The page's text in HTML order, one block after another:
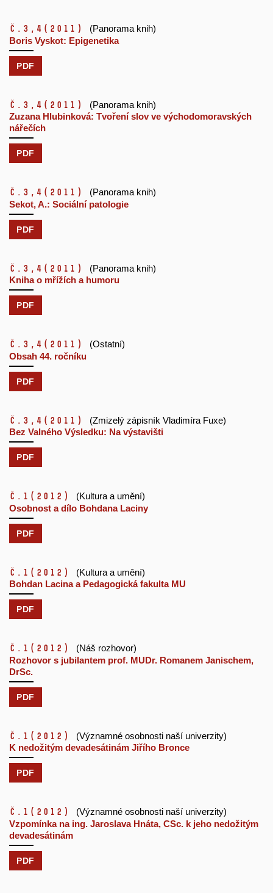
č.3,4 (2011)
(Panorama knih)
Boris Vyskot: Epigenetika
PDF
č.3,4 (2011)
(Panorama knih)
Zuzana Hlubinková: Tvoření slov ve východomoravských
nářečích
PDF
č.3,4 (2011)
(Panorama knih)
Sekot, A.: Sociální patologie
PDF
č.3,4 (2011)
(Panorama knih)
Kniha o mřížích a humoru
PDF
č.3,4 (2011)
(Ostatní)
Obsah 44. ročníku
PDF
č.3,4 (2011)
(Zmizelý zápisník Vladimíra Fuxe)
Bez Valného Výsledku: Na výstavišti
PDF
č.1 (2012)
(Kultura a umění)
Osobnost a dílo Bohdana Laciny
PDF
č.1 (2012)
(Kultura a umění)
Bohdan Lacina a Pedagogická fakulta MU
PDF
č.1 (2012)
(Náš rozhovor)
Rozhovor s jubilantem prof. MUDr. Romanem Janischem,
DrSc.
PDF
č.1 (2012)
(Významné osobnosti naší univerzity)
K nedožitým devadesátinám Jiřího Bronce
PDF
č.1 (2012)
(Významné osobnosti naší univerzity)
Vzpomínka na ing. Jaroslava Hnáta, CSc. k jeho nedožitým
devadesátinám
PDF